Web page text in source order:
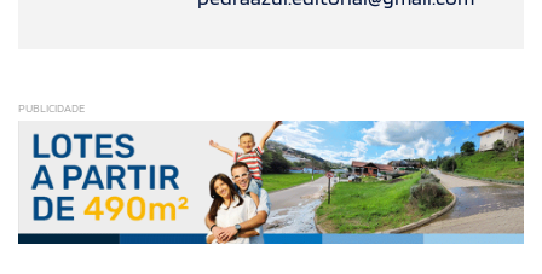
PUBLICIDADE